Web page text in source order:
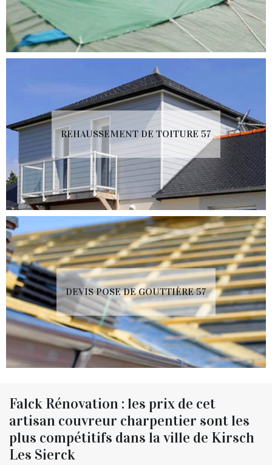
REHAUSSEMENT DE TOITURE 57
DEVIS POSE DE GOUTTIÈRE 57
Falck Rénovation : les prix de cet
artisan couvreur charpentier sont les
plus compétitifs dans la ville de Kirsch
Les Sierck